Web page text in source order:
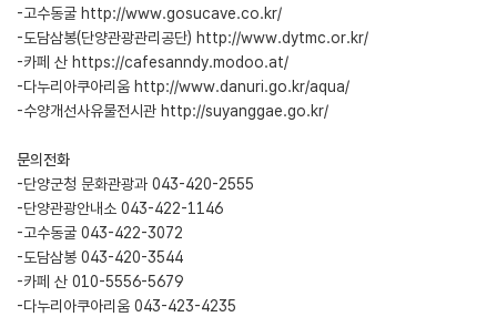
-고수동굴 http://www.gosucave.co.kr/
-도담삼봉(단양관광관리공단) http://www.dytmc.or.kr/
-카페 산 https://cafesanndy.modoo.at/
-다누리아쿠아리움 http://www.danuri.go.kr/aqua/
-수양개선사유물전시관 http://suyanggae.go.kr/
문의전화
-단양군청 문화관광과 043-420-2555
-단양관광안내소 043-422-1146
-고수동굴 043-422-3072
-도담삼봉 043-420-3544
-카페 산 010-5556-5679
-다누리아쿠아리움 043-423-4235